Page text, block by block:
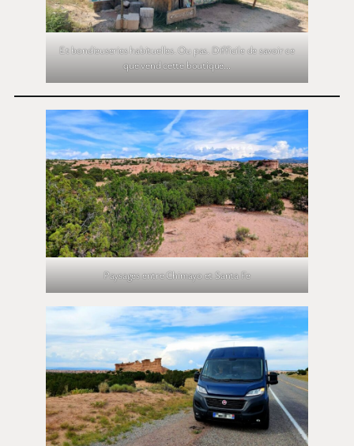
Et bondieuseries habituelles. Ou pas. Difficile de savoir ce
que vend cette boutique…
Paysages entre Chimayo et Santa Fe